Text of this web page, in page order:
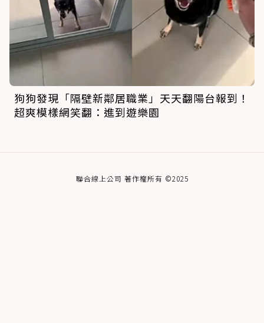
狗狗發現「隔壁新鄰居職業」天天翻陽台報到！
超爽模樣網笑翻：進到遊樂園
聯合線上公司 著作權所有 ©2025